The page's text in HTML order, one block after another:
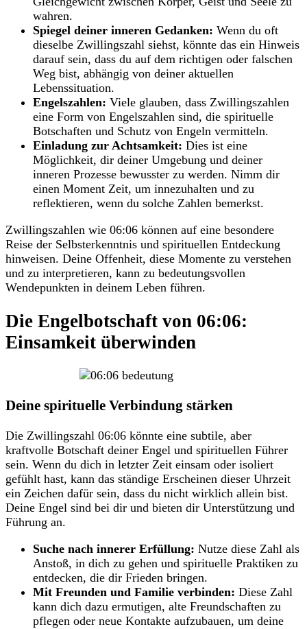
wahren.
Spiegel deiner inneren Gedanken: Wenn du oft
dieselbe Zwillingszahl siehst, könnte das ein Hinweis
darauf sein, dass du auf dem richtigen oder falschen
Weg bist, abhängig von deiner aktuellen
Lebenssituation.
Engelszahlen: Viele glauben, dass Zwillingszahlen
eine Form von Engelszahlen sind, die spirituelle
Botschaften und Schutz von Engeln vermitteln.
Einladung zur Achtsamkeit: Dies ist eine
Möglichkeit, dir deiner Umgebung und deiner
inneren Prozesse bewusster zu werden. Nimm dir
einen Moment Zeit, um innezuhalten und zu
reflektieren, wenn du solche Zahlen bemerkst.
Zwillingszahlen wie 06:06 können auf eine besondere
Reise der Selbsterkenntnis und spirituellen Entdeckung
hinweisen. Deine Offenheit, diese Momente zu verstehen
und zu interpretieren, kann zu bedeutungsvollen
Wendepunkten in deinem Leben führen.
Die Engelbotschaft von 06:06:
Einsamkeit überwinden
Deine spirituelle Verbindung stärken
Die Zwillingszahl 06:06 könnte eine subtile, aber
kraftvolle Botschaft deiner Engel und spirituellen Führer
sein. Wenn du dich in letzter Zeit einsam oder isoliert
gefühlt hast, kann das ständige Erscheinen dieser Uhrzeit
ein Zeichen dafür sein, dass du nicht wirklich allein bist.
Deine Engel sind bei dir und bieten dir Unterstützung und
Führung an.
Suche nach innerer Erfüllung: Nutze diese Zahl als
Anstoß, in dich zu gehen und spirituelle Praktiken zu
entdecken, die dir Frieden bringen.
Mit Freunden und Familie verbinden: Diese Zahl
kann dich dazu ermutigen, alte Freundschaften zu
pflegen oder neue Kontakte aufzubauen, um deine